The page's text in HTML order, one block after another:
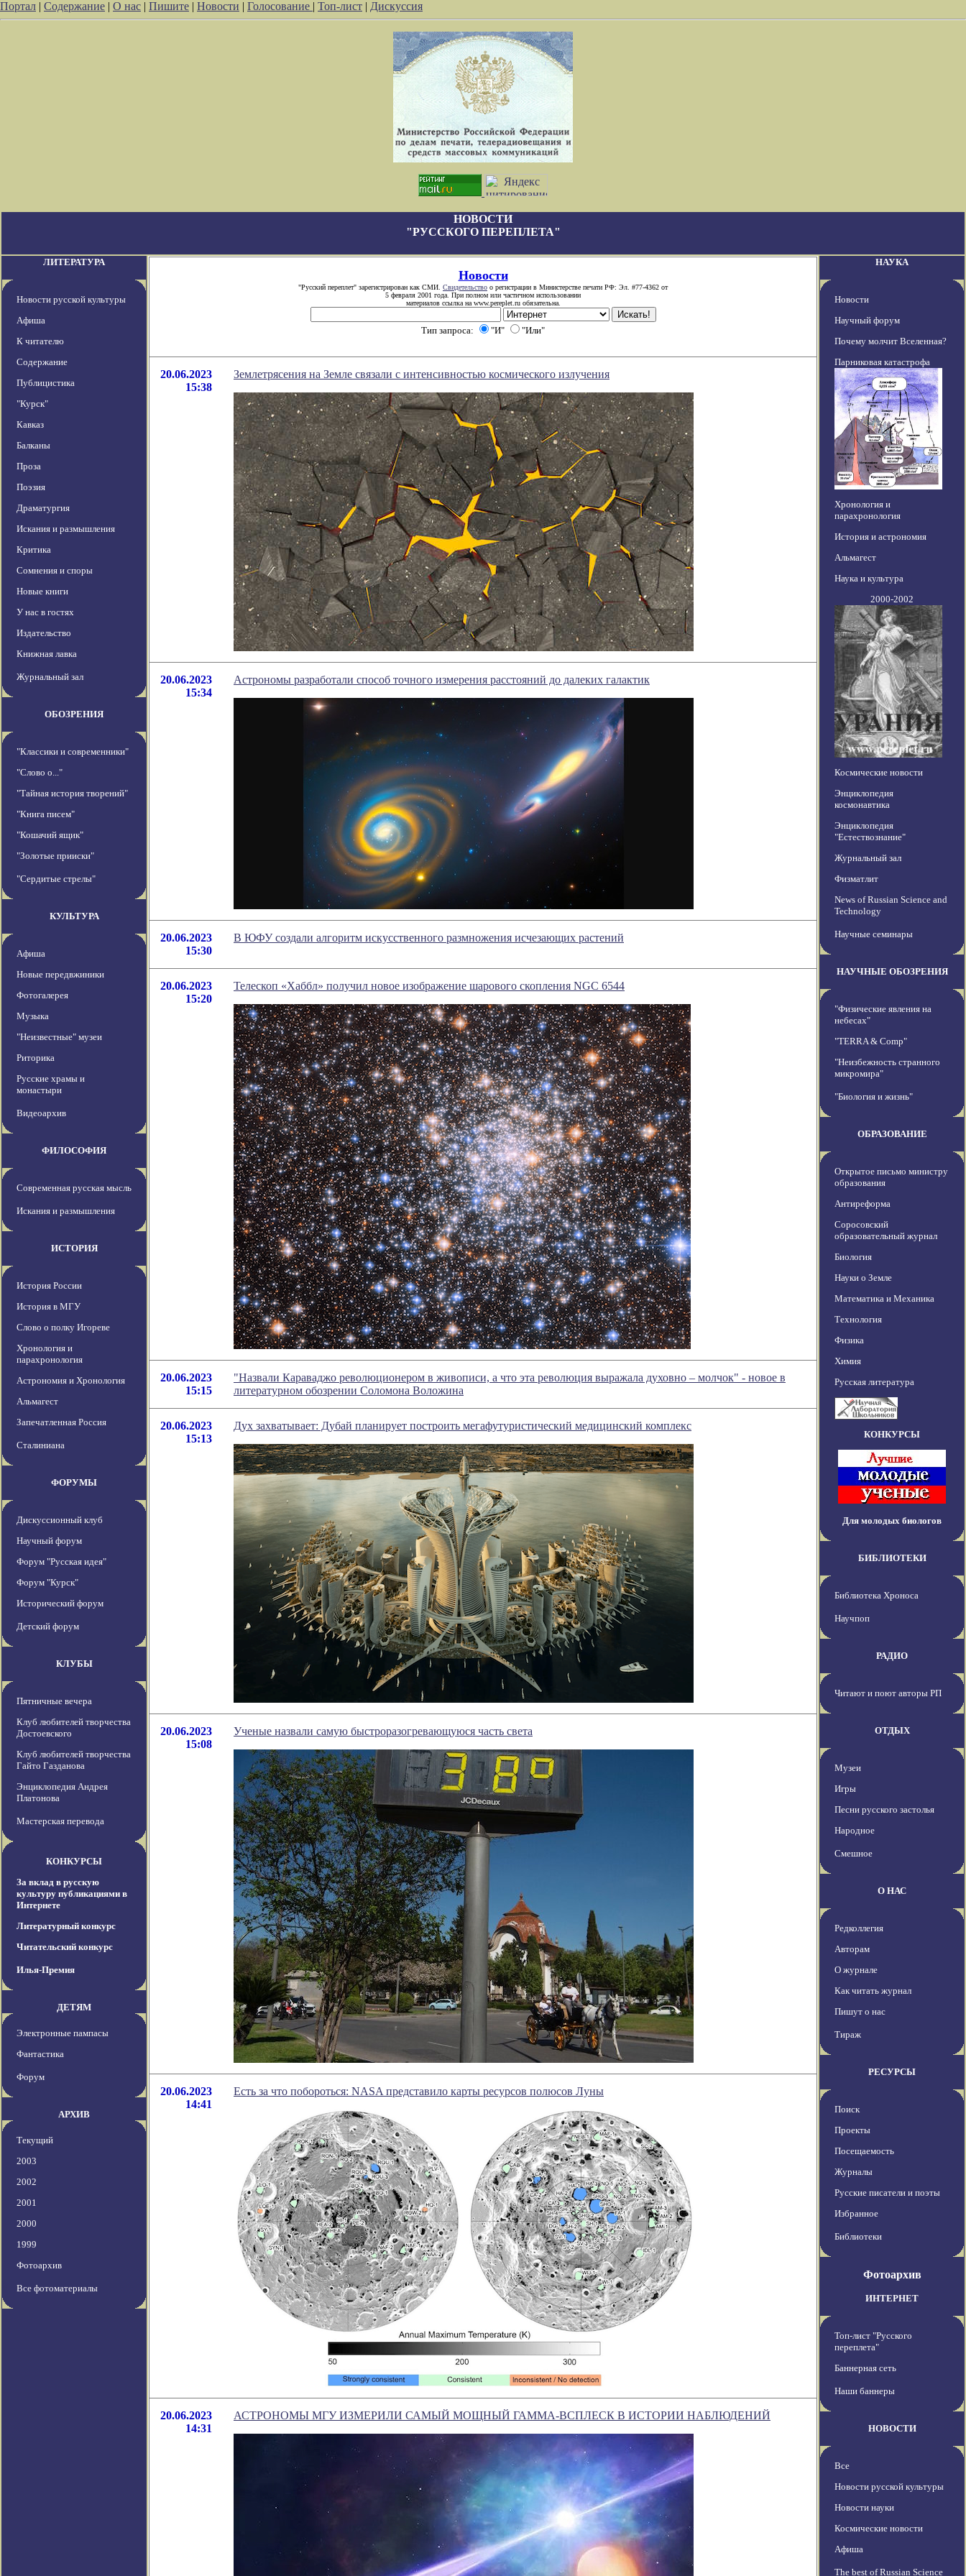
Портал | Содержание | О нас | Пишите | Новости | Голосование | Топ-лист | Дискуссия
НОВОСТИ
"РУССКОГО ПЕРЕПЛЕТА"
ЛИТЕРАТУРА
Новости русской культуры
Афиша
К читателю
Содержание
Публицистика
"Курск"
Кавказ
Балканы
Проза
Поэзия
Драматургия
Искания и размышления
Критика
Сомнения и споры
Новые книги
У нас в гостях
Издательство
Книжная лавка
Журнальный зал
ОБОЗРЕНИЯ
"Классики и современники"
"Слово о..."
"Тайная история творений"
"Книга писем"
"Кошачий ящик"
"Золотые прииски"
"Сердитые стрелы"
КУЛЬТУРА
Афиша
Новые передвжиники
Фотогалерея
Музыка
"Неизвестные" музеи
Риторика
Русские храмы и
монастыри
Видеоархив
ФИЛОСОФИЯ
Современная русская мысль
Искания и размышления
ИСТОРИЯ
История России
История в МГУ
Слово о полку Игореве
Хронология и
парахронология
Астрономия и Хронология
Альмагест
Запечатленная Россия
Сталиниана
ФОРУМЫ
Дискуссионный клуб
Научный форум
Форум "Русская идея"
Форум "Курск"
Исторический форум
Детский форум
КЛУБЫ
Пятничные вечера
Клуб любителей творчества
Достоевского
Клуб любителей творчества
Гайто Газданова
Энциклопедия Андрея
Платонова
Мастерская перевода
КОНКУРСЫ
За вклад в русскую
культуру публикациями в
Интернете
Литературный конкурс
Читательский конкурс
Илья-Премия
ДЕТЯМ
Электронные пампасы
Фантастика
Форум
АРХИВ
Текущий
2003
2002
2001
2000
1999
Фотоархив
Все фотоматериалы
Новости
"Русский переплет" зарегистрирован как СМИ. Свидетельство о регистрации в Министерстве печати РФ: Эл. #77-4362 от
5 февраля 2001 года. При полном или частичном использовании
материалов ссылка на www.pereplet.ru обязательна.
Тип запроса: "И" "Или"
20.06.2023
15:38
Землетрясения на Земле связали с интенсивностью космического излучения
20.06.2023
15:34
Астрономы разработали способ точного измерения расстояний до далеких галактик
20.06.2023
15:30
В ЮФУ создали алгоритм искусственного размножения исчезающих растений
20.06.2023
15:20
Телескоп «Хаббл» получил новое изображение шарового скопления NGC 6544
20.06.2023
15:15
"Назвали Караваджо революционером в живописи, а что эта революция выражала духовно – молчок" - новое в
литературном обозрении Соломона Воложина
20.06.2023
15:13
Дух захватывает: Дубай планирует построить мегафутуристический медицинский комплекс
20.06.2023
15:08
Ученые назвали самую быстроразогревающуюся часть света
20.06.2023
14:41
Есть за что побороться: NASA представило карты ресурсов полюсов Луны
20.06.2023
14:31
АСТРОНОМЫ МГУ ИЗМЕРИЛИ САМЫЙ МОЩНЫЙ ГАММА-ВСПЛЕСК В ИСТОРИИ НАБЛЮДЕНИЙ
НАУКА
Новости
Научный форум
Почему молчит Вселенная?
Парниковая катастрофа
Хронология и
парахронология
История и астрономия
Альмагест
Наука и культура
2000-2002
Космические новости
Энциклопедия
космонавтика
Энциклопедия
"Естествознание"
Журнальный зал
Физматлит
News of Russian Science and
Technology
Научные семинары
НАУЧНЫЕ ОБОЗРЕНИЯ
"Физические явления на
небесах"
"TERRA & Comp"
"Неизбежность странного
микромира"
"Биология и жизнь"
ОБРАЗОВАНИЕ
Открытое письмо министру
образования
Антиреформа
Соросовский
образовательный журнал
Биология
Науки о Земле
Математика и Механика
Технология
Физика
Химия
Русская литература
КОНКУРСЫ
Для молодых биологов
БИБЛИОТЕКИ
Библиотека Хроноса
Научпоп
РАДИО
Читают и поют авторы РП
ОТДЫХ
Музеи
Игры
Песни русского застолья
Народное
Смешное
О НАС
Редколлегия
Авторам
О журнале
Как читать журнал
Пишут о нас
Тираж
РЕСУРСЫ
Поиск
Проекты
Посещаемость
Журналы
Русские писатели и поэты
Избранное
Библиотеки
Фотоархив
ИНТЕРНЕТ
Топ-лист "Русского
переплета"
Баннерная сеть
Наши баннеры
НОВОСТИ
Все
Новости русской культуры
Новости науки
Космические новости
Афиша
The best of Russian Science